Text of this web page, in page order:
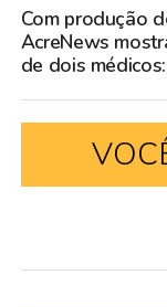
Com produção
AcreNews
de dois